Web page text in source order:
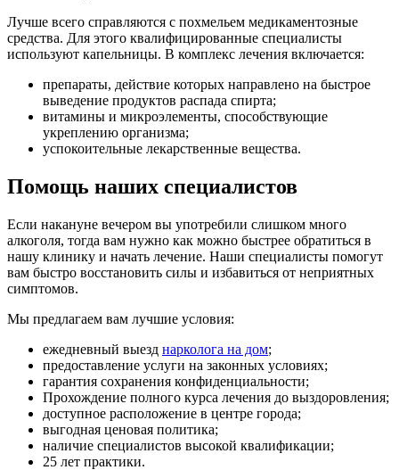
Лучше всего справляются с похмельем медикаментозные
средства. Для этого квалифицированные специалисты
используют капельницы. В комплекс лечения включается:
препараты, действие которых направлено на быстрое
выведение продуктов распада спирта;
витамины и микроэлементы, способствующие
укреплению организма;
успокоительные лекарственные вещества.
Помощь наших специалистов
Если накануне вечером вы употребили слишком много
алкоголя, тогда вам нужно как можно быстрее обратиться в
нашу клинику и начать лечение. Наши специалисты помогут
вам быстро восстановить силы и избавиться от неприятных
симптомов.
Мы предлагаем вам лучшие условия:
ежедневный выезд нарколога на дом;
предоставление услуги на законных условиях;
гарантия сохранения конфиденциальности;
Прохождение полного курса лечения до выздоровления;
доступное расположение в центре города;
выгодная ценовая политика;
наличие специалистов высокой квалификации;
25 лет практики.